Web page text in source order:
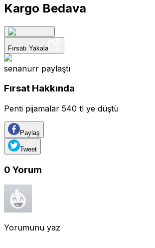
Kargo Bedava
Fırsatı Yakala
senanurr paylaştı
Fırsat Hakkında
Penti pijamalar 540 tl ye düştü
Paylaş
Tweet
0 Yorum
Yorumunu yaz